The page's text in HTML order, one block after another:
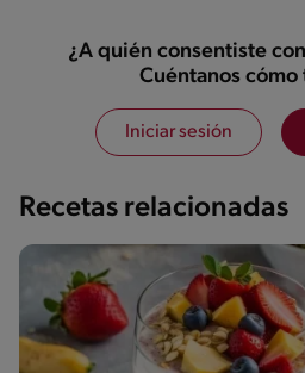
¿A quién consentiste
Cuéntanos cómo
Iniciar sesión
Recetas relacionadas